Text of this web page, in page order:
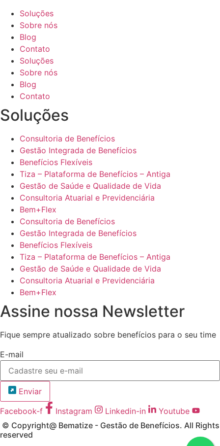
Soluções
Sobre nós
Blog
Contato
Soluções
Sobre nós
Blog
Contato
Soluções
Consultoria de Benefícios
Gestão Integrada de Benefícios
Benefícios Flexíveis
Tiza – Plataforma de Benefícios – Antiga
Gestão de Saúde e Qualidade de Vida
Consultoria Atuarial e Previdenciária
Bem+Flex
Consultoria de Benefícios
Gestão Integrada de Benefícios
Benefícios Flexíveis
Tiza – Plataforma de Benefícios – Antiga
Gestão de Saúde e Qualidade de Vida
Consultoria Atuarial e Previdenciária
Bem+Flex
Assine nossa Newsletter
Fique sempre atualizado sobre benefícios para o seu time
E-mail
Enviar
Facebook-f Instagram Linkedin-in
Youtube
© Copyright@ Bematize - Gestão de Benefícios. All Rights
reserved